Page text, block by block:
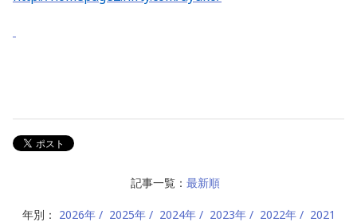
記事一覧： 最新順
年別： 2026年 2025年 2024年 2023年 2022年 2021